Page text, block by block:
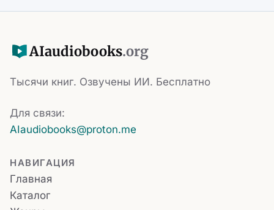
AIaudiobooks.org
Тысячи книг. Озвучены ИИ. Бесплатно
Для связи:
AIaudiobooks@proton.me
НАВИГАЦИЯ
Главная
Каталог